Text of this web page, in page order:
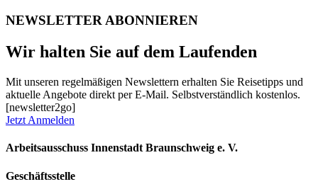
NEWSLETTER ABONNIEREN
Wir halten Sie auf dem Laufenden
Mit unseren regelmäßigen Newslettern erhalten Sie Reisetipps und
aktuelle Angebote direkt per E-Mail. Selbstverständlich kostenlos.
[newsletter2go]
Jetzt Anmelden
Arbeitsausschuss Innenstadt Braunschweig e. V.
Geschäftsstelle